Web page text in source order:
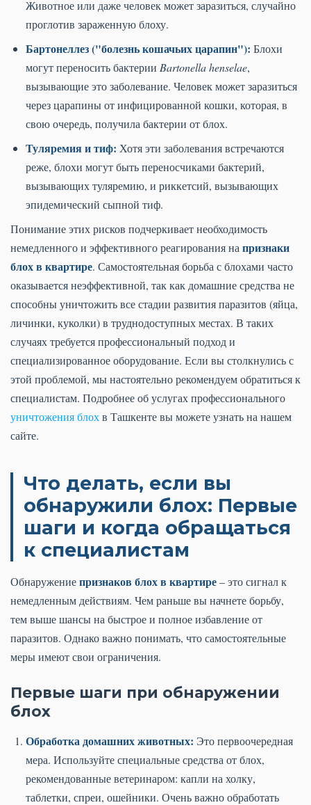
Животное или даже человек может заразиться, случайно
проглотив зараженную блоху.
Бартонеллез ("болезнь кошачьих царапин"): Блохи
могут переносить бактерии Bartonella henselae,
вызывающие это заболевание. Человек может заразиться
через царапины от инфицированной кошки, которая, в
свою очередь, получила бактерии от блох.
Туляремия и тиф: Хотя эти заболевания встречаются
реже, блохи могут быть переносчиками бактерий,
вызывающих туляремию, и риккетсий, вызывающих
эпидемический сыпной тиф.
Понимание этих рисков подчеркивает необходимость
немедленного и эффективного реагирования на признаки
блох в квартире. Самостоятельная борьба с блохами часто
оказывается неэффективной, так как домашние средства не
способны уничтожить все стадии развития паразитов (яйца,
личинки, куколки) в труднодоступных местах. В таких
случаях требуется профессиональный подход и
специализированное оборудование. Если вы столкнулись с
этой проблемой, мы настоятельно рекомендуем обратиться к
специалистам. Подробнее об услугах профессионального
уничтожения блохв Ташкенте вы можете узнать на нашем
сайте.
Что делать, если вы
обнаружили блох: Первые
шаги и когда обращаться
к специалистам
Обнаружениепризнаков блох в квартире– это сигнал к
немедленным действиям. Чем раньше вы начнете борьбу,
тем выше шансы на быстрое и полное избавление от
паразитов. Однако важно понимать, что самостоятельные
меры имеют свои ограничения.
Первые шаги при обнаружении
блох
Обработка домашних животных: Это первоочередная
мера. Используйте специальные средства от блох,
рекомендованные ветеринаром: капли на холку,
таблетки, спреи, ошейники. Очень важно обработать